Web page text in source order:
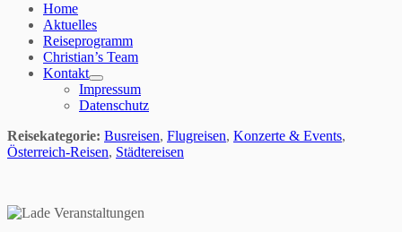
Home
Aktuelles
Reiseprogramm
Christian’s Team
Kontakt
Impressum
Datenschutz
Reisekategorie: Busreisen, Flugreisen, Konzerte & Events,
Österreich-Reisen, Städtereisen